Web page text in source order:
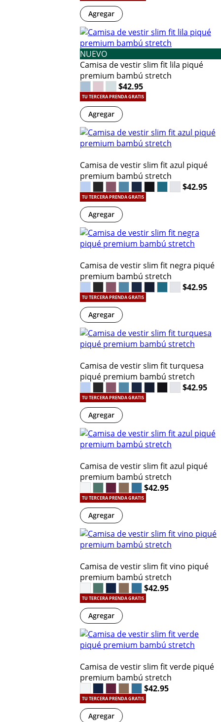
Agregar
NUEVO
Camisa de vestir slim fit lila piqué
premium bambú stretch
$42.95
TU TERCERA PRENDA GRATIS
Agregar
Camisa de vestir slim fit azul piqué
premium bambú stretch
$42.95
TU TERCERA PRENDA GRATIS
Agregar
Camisa de vestir slim fit negra piqué
premium bambú stretch
$42.95
TU TERCERA PRENDA GRATIS
Agregar
Camisa de vestir slim fit turquesa
piqué premium bambú stretch
$42.95
TU TERCERA PRENDA GRATIS
Agregar
Camisa de vestir slim fit azul piqué
premium bambú stretch
$42.95
TU TERCERA PRENDA GRATIS
Agregar
Camisa de vestir slim fit vino piqué
premium bambú stretch
$42.95
TU TERCERA PRENDA GRATIS
Agregar
Camisa de vestir slim fit verde piqué
premium bambú stretch
$42.95
TU TERCERA PRENDA GRATIS
Agregar